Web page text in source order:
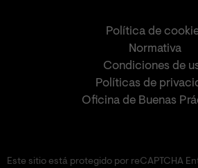
Política de
Normativa
Condiciones de
Políticas de
Oficina de Buenas
Este sitio está protegido por reCAPTCHA